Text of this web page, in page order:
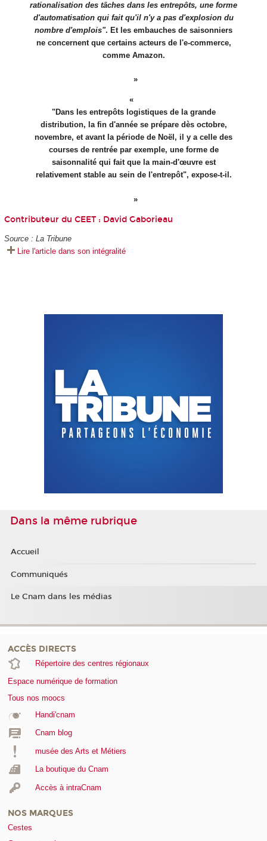
rationalisation des tâches dans les entrepôts, une forme
d'automatisation qui fait qu'il n'y a pas d'explosion du
nombre d'emplois". Et les embauches de saisonniers
ne concernent que certains acteurs de l'e-commerce,
comme Amazon.
"Dans les entrepôts logistiques de la grande
distribution, la fin d'année se prépare dès octobre,
novembre, et avant la période de Noël, il y a celle des
courses de rentrée par exemple, une forme de
saisonnalité qui fait que la main-d'œuvre est
relativement stable au sein de l'entrepôt", expose-t-il.
Contributeur du CEET : David Gaborieau
Source : La Tribune
Lire l'article dans son intégralité
Dans la même rubrique
Accueil
Communiqués
Le Cnam dans les médias
ACCÈS DIRECTS
Répertoire des centres régionaux
Espace numérique de formation
Tous nos moocs
Handi'cnam
Cnam blog
musée des Arts et Métiers
La boutique du Cnam
Accès à intraCnam
NOS MARQUES
Cestes